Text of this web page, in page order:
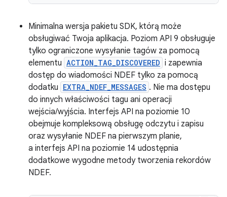
Minimalna wersja pakietu SDK, którą może
obsługiwać Twoja aplikacja. Poziom API 9 obsługuje
tylko ograniczone wysyłanie tagów za pomocą
elementu ACTION_TAG_DISCOVERED i zapewnia
dostęp do wiadomości NDEF tylko za pomocą
dodatku EXTRA_NDEF_MESSAGES . Nie ma dostępu
do innych właściwości tagu ani operacji
wejścia/wyjścia. Interfejs API na poziomie 10
obejmuje kompleksową obsługę odczytu i zapisu
oraz wysyłanie NDEF na pierwszym planie,
a interfejs API na poziomie 14 udostępnia
dodatkowe wygodne metody tworzenia rekordów
NDEF.